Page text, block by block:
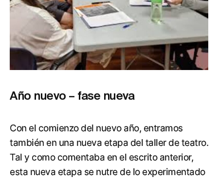
Año nuevo – fase nueva
Con el comienzo del nuevo año, entramos
también en una nueva etapa del taller de teatro.
Tal y como comentaba en el escrito anterior,
esta nueva etapa se nutre de lo experimentado